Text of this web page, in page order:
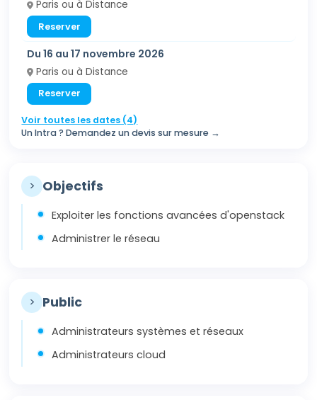
Paris ou à Distance
Reserver
Du 16 au 17 novembre 2026
Paris ou à Distance
Reserver
Voir toutes les dates (4)
Un Intra ? Demandez un devis sur mesure →
> Objectifs
Exploiter les fonctions avancées d'openstack
Administrer le réseau
> Public
Administrateurs systèmes et réseaux
Administrateurs cloud